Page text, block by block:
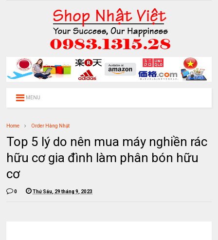
MENU
Home Order Hàng Nhật
Top 5 lý do nên mua máy nghiền rác
hữu cơ gia đình làm phân bón hữu
cơ
0 Thứ Sáu, 29 tháng 9, 2023